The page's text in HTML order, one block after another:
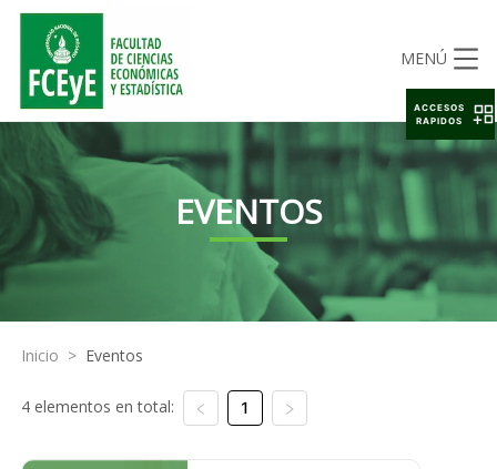
MENÚ
EVENTOS
Inicio > Eventos
4 elementos en total: 1
ACCESOS
RAPIDOS